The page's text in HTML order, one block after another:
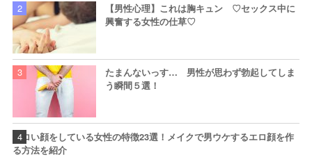
【男性心理】これは胸キュン ♡セックス中に
興奮する女性の仕草♡
たまんないっす… 男性が思わず勃起してしま
う瞬間５選！
エロい顔をしている女性の特徴23選！メイクで男ウケするエロ顔を作
る方法を紹介